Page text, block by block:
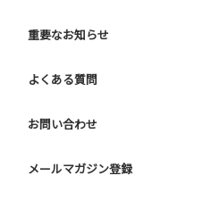
重要なお知らせ
よくある質問
お問い合わせ
メールマガジン登録